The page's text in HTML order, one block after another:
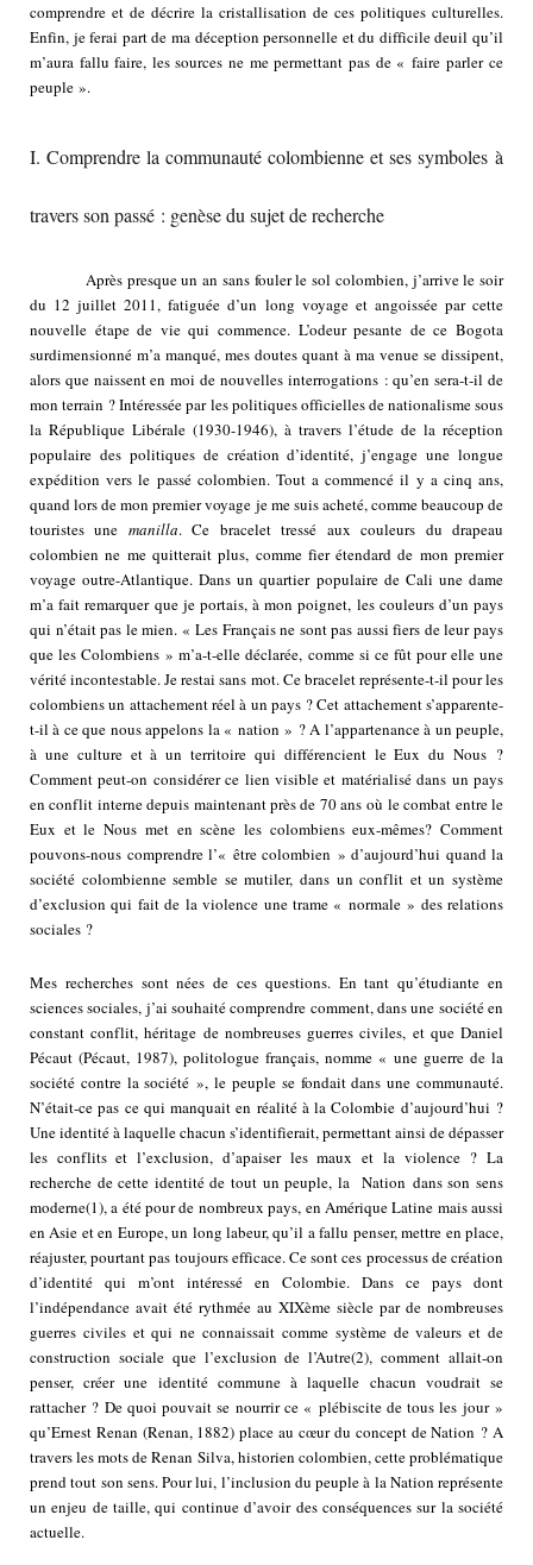
comprendre et de décrire la cristallisation de ces politiques culturelles.
Enfin, je ferai part de ma déception personnelle et du difficile deuil qu’il
m’aura fallu faire, les sources ne me permettant pas de « faire parler ce
peuple ».
I. Comprendre la communauté colombienne et ses symboles à
travers son passé : genèse du sujet de recherche
Après presque un an sans fouler le sol colombien, j’arrive le soir
du 12 juillet 2011, fatiguée d’un long voyage et angoissée par cette
nouvelle étape de vie qui commence. L’odeur pesante de ce Bogota
surdimensionné m’a manqué, mes doutes quant à ma venue se dissipent,
alors que naissent en moi de nouvelles interrogations : qu’en sera-t-il de
mon terrain ? Intéressée par les politiques officielles de nationalisme sous
la République Libérale (1930-1946), à travers l’étude de la réception
populaire des politiques de création d’identité, j’engage une longue
expédition vers le passé colombien. Tout a commencé il y a cinq ans,
quand lors de mon premier voyage je me suis acheté, comme beaucoup de
touristes une manilla. Ce bracelet tressé aux couleurs du drapeau
colombien ne me quitterait plus, comme fier étendard de mon premier
voyage outre-Atlantique. Dans un quartier populaire de Cali une dame
m’a fait remarquer que je portais, à mon poignet, les couleurs d’un pays
qui n’était pas le mien. « Les Français ne sont pas aussi fiers de leur pays
que les Colombiens » m’a-t-elle déclarée, comme si ce fût pour elle une
vérité incontestable. Je restai sans mot. Ce bracelet représente-t-il pour les
colombiens un attachement réel à un pays ? Cet attachement s’apparente-
t-il à ce que nous appelons la « nation » ? A l’appartenance à un peuple,
à une culture et à un territoire qui différencient le Eux du Nous ?
Comment peut-on considérer ce lien visible et matérialisé dans un pays
en conflit interne depuis maintenant près de 70 ans où le combat entre le
Eux et le Nous met en scène les colombiens eux-mêmes? Comment
pouvons-nous comprendre l’« être colombien » d’aujourd’hui quand la
société colombienne semble se mutiler, dans un conflit et un système
d’exclusion qui fait de la violence une trame « normale » des relations
sociales ?
Mes recherches sont nées de ces questions. En tant qu’étudiante en
sciences sociales, j’ai souhaité comprendre comment, dans une société en
constant conflit, héritage de nombreuses guerres civiles, et que Daniel
Pécaut (Pécaut, 1987), politologue français, nomme « une guerre de la
société contre la société », le peuple se fondait dans une communauté.
N’était-ce pas ce qui manquait en réalité à la Colombie d’aujourd’hui ?
Une identité à laquelle chacun s’identifierait, permettant ainsi de dépasser
les conflits et l’exclusion, d’apaiser les maux et la violence ? La
recherche de cette identité de tout un peuple, la Nation dans son sens
moderne(1), a été pour de nombreux pays, en Amérique Latine mais aussi
en Asie et en Europe, un long labeur, qu’il a fallu penser, mettre en place,
réajuster, pourtant pas toujours efficace. Ce sont ces processus de création
d’identité qui m’ont intéressé en Colombie. Dans ce pays dont
l’indépendance avait été rythmée au XIXème siècle par de nombreuses
guerres civiles et qui ne connaissait comme système de valeurs et de
construction sociale que l’exclusion de l’Autre(2), comment allait-on
penser, créer une identité commune à laquelle chacun voudrait se
rattacher ? De quoi pouvait se nourrir ce « plébiscite de tous les jour »
qu’Ernest Renan (Renan, 1882) place au cœur du concept de Nation ? A
travers les mots de Renan Silva, historien colombien, cette problématique
prend tout son sens. Pour lui, l’inclusion du peuple à la Nation représente
un enjeu de taille, qui continue d’avoir des conséquences sur la société
actuelle.